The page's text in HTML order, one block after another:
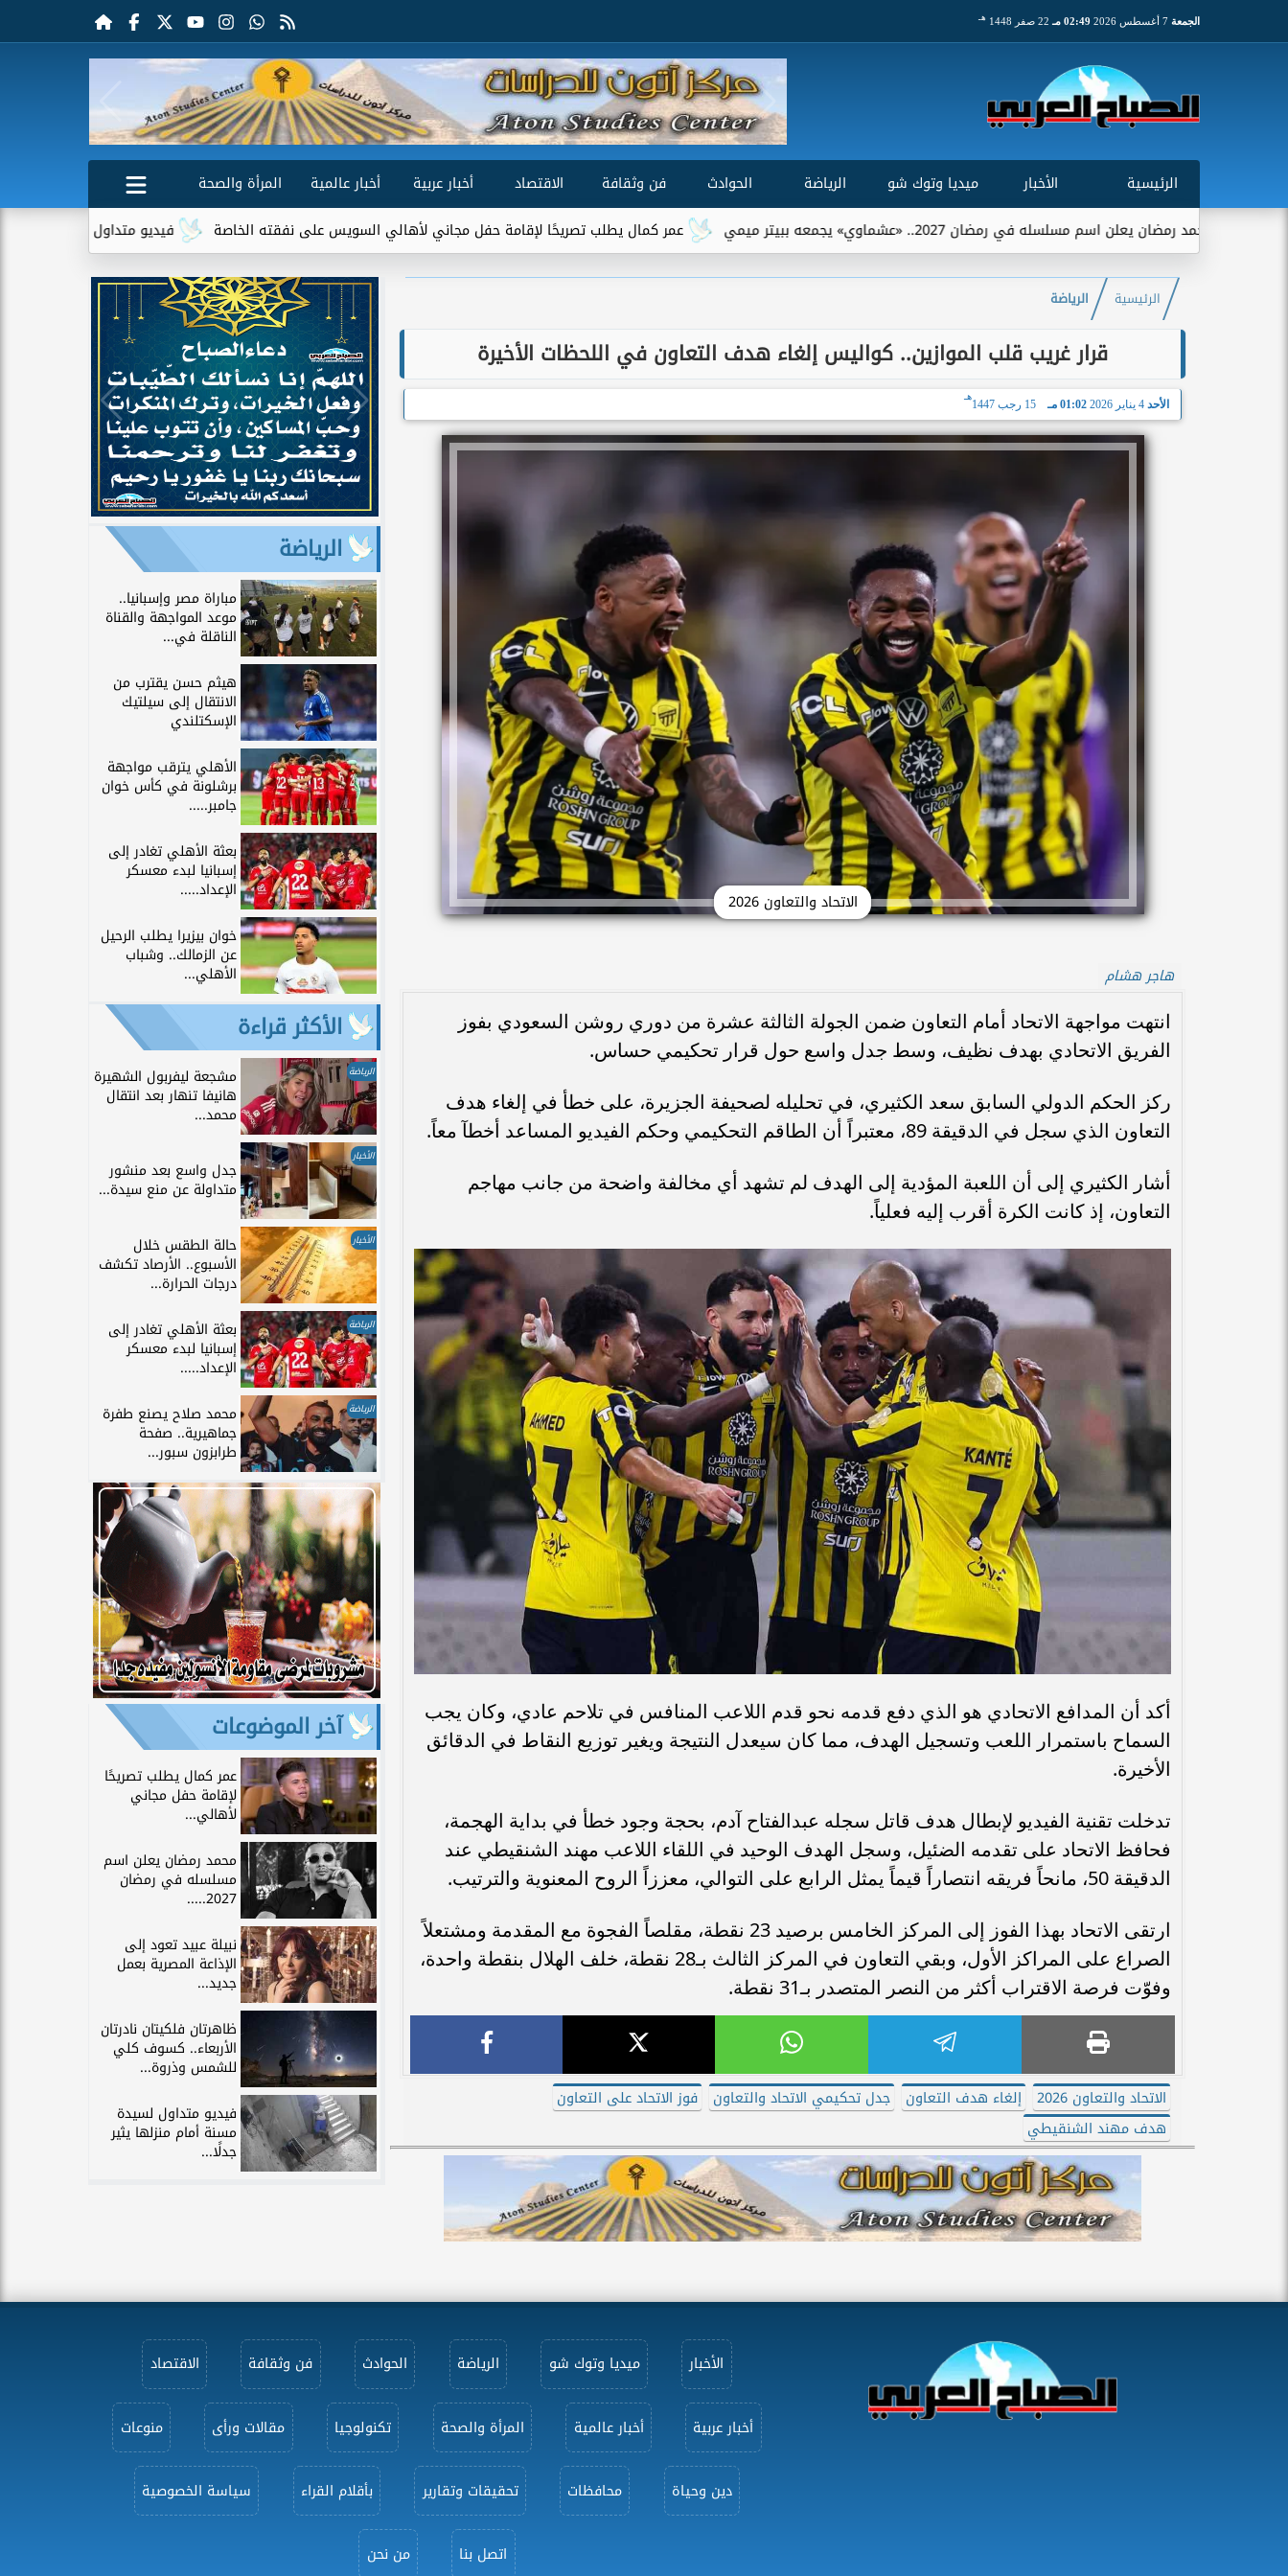
الجمعة 02:49 مـ 22 صفر 1448 هـ
الرئيسية الأخبار ميديا وتوك شو الرياضة الحوادث فن وثقافة الاقتصاد أخبار عربية أخبار عالمية
المرأة والصحة
فيديو متداول لسيدة مسنة أمام منزلها
عمر كمال يطلب تصريحًا لإقامة حفل مجاني لأهالي السويس على نفقته الخاصة محمد رمضان يعلن اسم مسلسله في رمضان 2027.. «عشماوي» يجمعه ببيتر ميمي
الرئيسية الرياضة
قرار غريب قلب الموازين.. كواليس إلغاء هدف التعاون في اللحظات الأخيرة
الأحد 4 يناير 2026 01:02 مـ 15 رجب 1447
هـ
الاتحاد والتعاون 2026
هاجر هشام
انتهت مواجهة الاتحاد أمام التعاون ضمن الجولة الثالثة عشرة من دوري روشن السعودي بفوز
الفريق الاتحادي بهدف نظيف، وسط جدل واسع حول قرار تحكيمي حساس.
ركز الحكم الدولي السابق سعد الكثيري، في تحليله لصحيفة الجزيرة، على خطأ في إلغاء هدف
التعاون الذي سجل في الدقيقة 89، معتبراً أن الطاقم التحكيمي وحكم الفيديو المساعد أخطآ معاً.
أشار الكثيري إلى أن اللعبة المؤدية إلى الهدف لم تشهد أي مخالفة واضحة من جانب مهاجم
التعاون، إذ كانت الكرة أقرب إليه فعلياً.
أكد أن المدافع الاتحادي هو الذي دفع قدمه نحو قدم اللاعب المنافس في تلاحم عادي، وكان يجب
السماح باستمرار اللعب وتسجيل الهدف، مما كان سيعدل النتيجة ويغير توزيع النقاط في الدقائق
الأخيرة.
تدخلت تقنية الفيديو لإبطال هدف قاتل سجله عبدالفتاح آدم، بحجة وجود خطأ في بداية الهجمة،
فحافظ الاتحاد على تقدمه الضئيل، وسجل الهدف الوحيد في اللقاء اللاعب مهند الشنقيطي عند
الدقيقة 50، مانحاً فريقه انتصاراً قيماً يمثل الرابع على التوالي، معززاً الروح المعنوية والترتيب.
ارتقى الاتحاد بهذا الفوز إلى المركز الخامس برصيد 23 نقطة، مقلصاً الفجوة مع المقدمة ومشتعلاً
الصراع على المراكز الأول، وبقي التعاون في المركز الثالث بـ28 نقطة، خلف الهلال بنقطة واحدة،
وفوّت فرصة الاقتراب أكثر من النصر المتصدر بـ31 نقطة.
الاتحاد والتعاون 2026 إلغاء هدف التعاون جدل تحكيمي الاتحاد والتعاون
فوز الاتحاد على التعاون
هدف مهند الشنقيطي
الرياضة
مباراة مصر وإسبانيا..
موعد المواجهة والقناة
الناقلة في...
هيثم حسن يقترب من
الانتقال إلى سيلتيك
الإسكتلندي
الأهلي يترقب مواجهة
برشلونة في كأس خوان
جامبر.....
بعثة الأهلي تغادر إلى
إسبانيا لبدء معسكر
الإعداد.....
خوان بيزيرا يطلب الرحيل
عن الزمالك.. وشباب
الأهلي...
الأكثر قراءة
الرياضة مشجعة ليفربول الشهيرة
هانيفا تنهار بعد انتقال
محمد...
الأخبار
جدل واسع بعد منشور
متداولة عن منع سيدة...
الأخبار حالة الطقس خلال
الأسبوع.. الأرصاد تكشف
درجات الحرارة...
الرياضة بعثة الأهلي تغادر إلى
إسبانيا لبدء معسكر
الإعداد.....
الرياضة محمد صلاح يصنع طفرة
جماهيرية.. صفحة
طرابزون سبور...
آخر الموضوعات
عمر كمال يطلب تصريحًا
لإقامة حفل مجاني
لأهالي...
محمد رمضان يعلن اسم
مسلسله في رمضان
2027.....
نبيلة عبيد تعود إلى
الإذاعة المصرية بعمل
جديد...
ظاهرتان فلكيتان نادرتان
الأربعاء.. كسوف كلي
للشمس وذروة...
فيديو متداول لسيدة
مسنة أمام منزلها يثير
جدلًا...
الأخبار ميديا وتوك شو الرياضة الحوادث فن وثقافة الاقتصاد
أخبار عربية أخبار عالمية المرأة والصحة تكنولوجيا مقالات ورأى منوعات
دين وحياة محافظات تحقيقات وتقارير بأقلام القراء سياسة الخصوصية
اتصل بنا من نحن